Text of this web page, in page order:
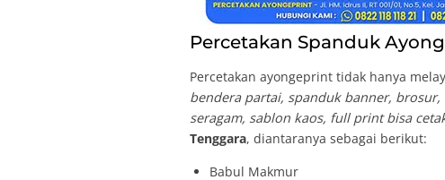
Percetakan Spanduk
Percetakan ayongeprint tidak hanya
bendera partai, spanduk banner,
seragam, sablon kaos, full print bisa
Tenggara, diantaranya sebagai berikut:
Babul Makmur